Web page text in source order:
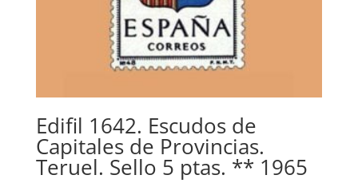
Edifil 1642. Escudos de
Capitales de Provincias.
Teruel. Sello 5 ptas. ** 1965